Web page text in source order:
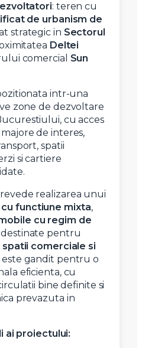
: teren cu
de urbanism de
strategic in Sectorul
Deltei
comercial Sun
intr-una
zone de dezvoltare
cu acces
de interes,
spatii
si cartiere
realizarea unui
functiune mixta,
cu regim de
destinate pentru
comerciale si
gandit pentru o
eficienta, cu
bine definite si
prevazuta in
ai proiectului: